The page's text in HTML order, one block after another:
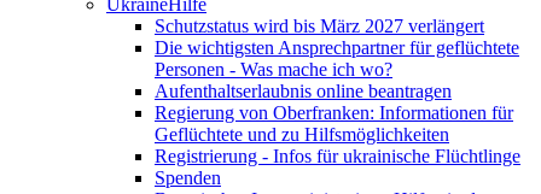
UkraineHilfe
Schutzstatus wird bis März 2027 verlängert
Die wichtigsten Ansprechpartner für geflüchtete
Personen - Was mache ich wo?
Aufenthaltserlaubnis online beantragen
Regierung von Oberfranken: Informationen für
Geflüchtete und zu Hilfsmöglichkeiten
Registrierung - Infos für ukrainische Flüchtlinge
Spenden